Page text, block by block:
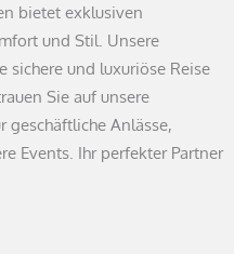
bietet exklusiven
und Stil. Unsere
sichere und luxuriöse Reise
Sie auf unsere
geschäftliche Anlässe,
Events. Ihr perfekter Partner